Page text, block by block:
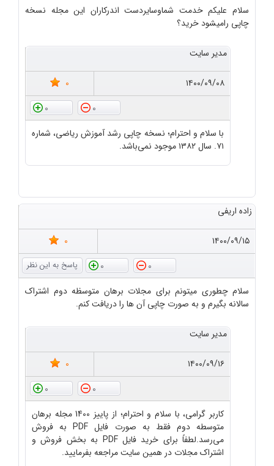
سلام علیکم خدمت شماوسایردست اندرکاران این مجله نسخه
چاپی رامیشود خرید؟
مدیر سایت
۱۴۰۰/۰۹/۰۸
0
0
0
با سلام و احترام؛ نسخه چاپی رشد آموزش ریاضی، شماره
۷۱. سال ۱۳۸۲ موجود نمی‌باشد.
زاده اریفی
۱۴۰۰/۰۹/۱۵
0
0
0
سلام چطوری میتونم برای مجلات برهان متوسظه دوم اشتراک
سالانه بگیرم و به صورت چاپی آن ها را دریافت کنم.
مدیر سایت
۱۴۰۰/۰۹/۱۶
0
0
0
کاربر گرامی، با سلام و احترام؛ از پاییز 1400 مجله برهان
متوسطه دوم فقط به صورت فایل PDF به فروش
می‌رسد.لطفاً برای خرید فایل PDF به بخش فروش و
اشتراک مجلات در همین سایت مراجعه بفرمایید.